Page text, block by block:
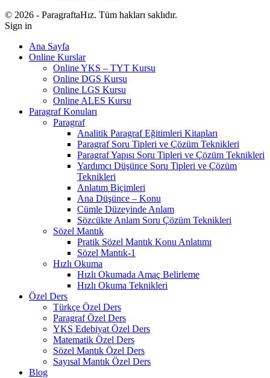
© 2026 - ParagraftaHız. Tüm hakları saklıdır.
Sign in
Ana Sayfa
Online Kurslar
Online YKS – TYT Kursu
Online DGS Kursu
Online LGS Kursu
Online ALES Kursu
Paragraf Konuları
Paragraf
Analitik Paragraf Eğitimleri Kitapları
Paragraf Soru Tipleri ve Çözüm Teknikleri
Paragraf Yapısı Soru Tipleri ve Çözüm Teknikleri
Yardımcı Düşünce Soru Tipleri ve Çözüm
Teknikleri
Anlatım Biçimleri
Ana Düşünce – Konu
Cümle Düzeyinde Anlam
Sözcükte Anlam Soru Çözüm Teknikleri
Sözel Mantık
Pratik Sözel Mantık Konu Anlatımı
Sözel Mantık-1
Hızlı Okuma
Hızlı Okumada Amaç Belirleme
Hızlı Okuma Teknikleri
Özel Ders
Türkçe Özel Ders
Paragraf Özel Ders
YKS Edebiyat Özel Ders
Matematik Özel Ders
Sözel Mantık Özel Ders
Sayısal Mantık Özel Ders
Blog